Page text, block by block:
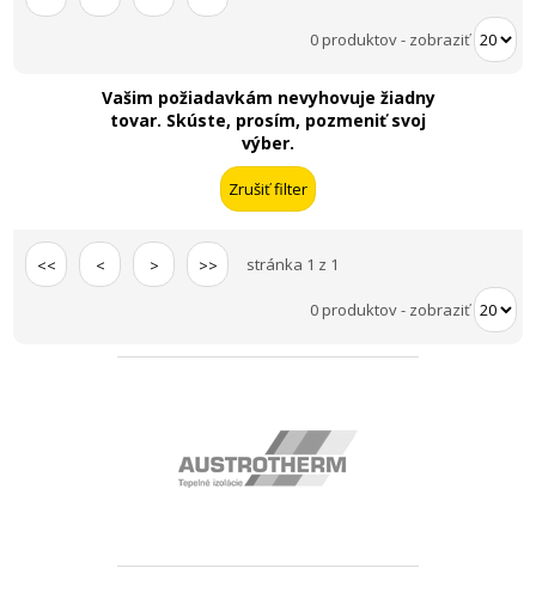
0 produktov- zobraziť
Vašim požiadavkám nevyhovuje žiadny
tovar. Skúste, prosím, pozmeniť svoj
výber.
<< < > >> stránka 1 z 1
0 produktov- zobraziť